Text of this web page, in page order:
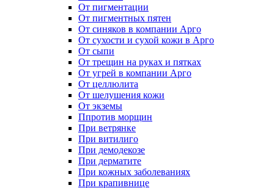
От пигментации
От пигментных пятен
От синяков в компании Арго
От сухости и сухой кожи в Арго
От сыпи
От трещин на руках и пятках
От угрей в компании Арго
От целлюлита
От шелушения кожи
От экземы
Ппротив морщин
При ветрянке
При витилиго
При демодекозе
При дерматите
При кожных заболеваниях
При крапивнице